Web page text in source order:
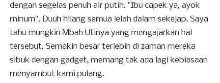
dengan segelas penuh air putih. "Ibu capek ya, ayok
minum". Duuh hilang semua lelah dalam sekejap. Saya
tahu mungkin Mbah Utinya yang mengajarkan hal
tersebut. Semakin besar terlebih di zaman mereka
sibuk dengan gadget, memang tak ada lagi kebiasaan
menyambut kami pulang.